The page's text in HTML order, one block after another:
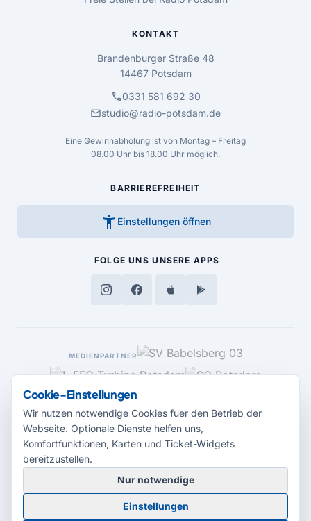
KONTAKT
Brandenburger Straße 48
14467 Potsdam
call0331 581 692 30
mailstudio@radio-potsdam.de
Eine Gewinnabholung ist von Montag – Freitag
08.00 Uhr bis 18.00 Uhr möglich.
BARRIEREFREIHEIT
accessibility_new Einstellungen öffnen
FOLGE UNS UNSERE APPS
MEDIENPARTNER
© 2026 Radio Potsdam. Webseite entwickelt durch dieMedienagentur
Babelsberg
Cookie-Einstellungen
Wir nutzen notwendige Cookies fuer den Betrieb der
Webseite. Optionale Dienste helfen uns,
Komfortfunktionen, Karten und Ticket-Widgets
bereitzustellen.
Nur notwendige
Einstellungen